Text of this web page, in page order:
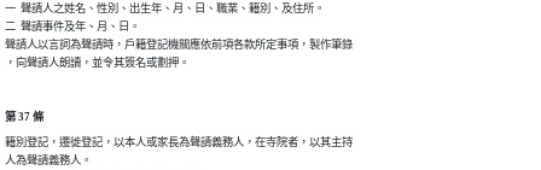
一  聲請人之姓名、性別、出生年、月、日、職業、籍別、及住所。
二  聲請事件及年、月、日。
聲請人以言詞為聲請時，戶籍登記機關應依前項各款所定事項，製作筆錄
，向聲請人朗讀，並令其簽名或劃押。
第 37 條
籍別登記，遷徙登記，以本人或家長為聲請義務人，在寺院者，以其主持
人為聲請義務人。